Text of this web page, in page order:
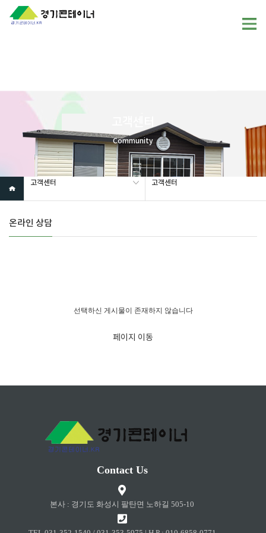
Warning: mysql_fetch_array(): supplied argument is not a valid
MySQL result resource in
/home/gunggictr/gungboard/view.php
Community
고객센터 고객센터
온라인 상담
선택하신 게시물이 존재하지 않습니다
페이지 이동
Contact Us
본사 : 경기도 화성시 팔탄면 노하길 505-10